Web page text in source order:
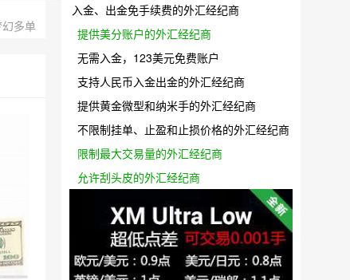
多单
入金、出金免手续费的外汇经纪商
提供美分账户的外汇经纪商
无需入金，123美元免费账户
支持人民币入金出金的外汇经纪商
提供黄金微型和纳米手的外汇经纪商
不限制挂单、止盈和止损价格的外汇经纪商
限制最大交易量的外汇经纪商
允许刮头皮的外汇经纪商